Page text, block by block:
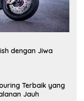
dengan Jiwa
Terbaik yang
Jauh